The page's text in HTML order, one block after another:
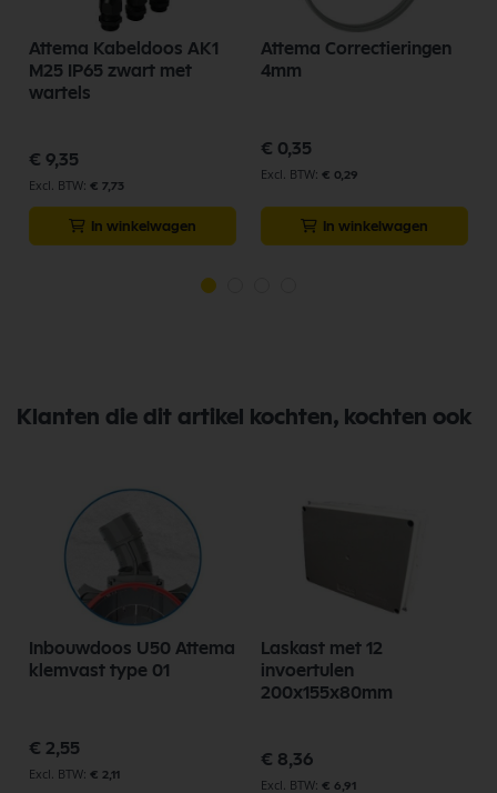
Attema Kabeldoos AK1
M25 IP65 zwart met
wartels
€ 9,35
€ 7,73
In winkelwagen
Attema Correctieringen
4mm
€ 0,35
€ 0,29
In winkelwagen
Klanten die dit artikel kochten, kochten ook
Inbouwdoos U50 Attema
klemvast type 01
€ 2,55
€ 2,11
Laskast met 12
invoertulen
200x155x80mm
€ 8,36
€ 6,91